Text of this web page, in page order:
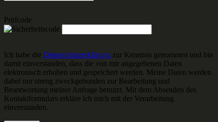
Prüfcode
Ich habe die Datenschutzerklärung zur Kenntnis genommen und bin
damit einverstanden, dass die von mir angegebenen Daten
elektronisch erhoben und gespeichert werden. Meine Daten werden
dabei nur streng zweckgebunden zur Bearbeitung und
Beantwortung meiner Anfrage benutzt. Mit dem Absenden des
Kontaktformulars erkläre ich mich mit der Verarbeitung
einverstanden.